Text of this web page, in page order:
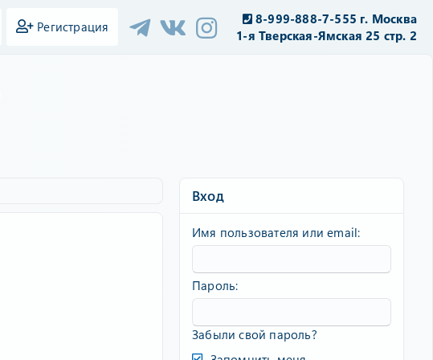
Регистрация
8-999-888-7-555 г. Москва
1-я Тверская-Ямская 25 стр. 2
Вход
Имя пользователя или email
Пароль
Забыли свой пароль?